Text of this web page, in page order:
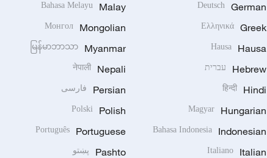
German
Deutsch
Greek
Ελληνικά
Hausa
Hausa
Hebrew עברית
Hindi
हिन्दी
Hungarian
Magyar
Indonesian
Bahasa Indonesia
Italian
Italiano
Malay
Bahasa Melayu
Mongolian
Монгол
Myanmar
မြန်မာဘာသာ
Nepali
नेपाली
Persian فارسی
Polish
Polski
Portuguese
Português
Pashto پښتو